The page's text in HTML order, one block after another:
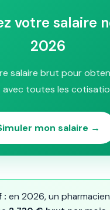
votre salaire
2026
salaire brut pour
avec toutes les
mon salaire →
: en 2026, un